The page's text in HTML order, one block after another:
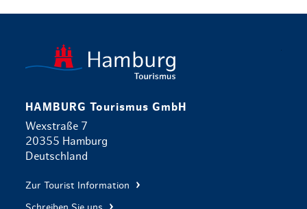
HAMBURG Tourismus GmbH
Wexstraße 7
20355 Hamburg
Deutschland
Zur Tourist Information